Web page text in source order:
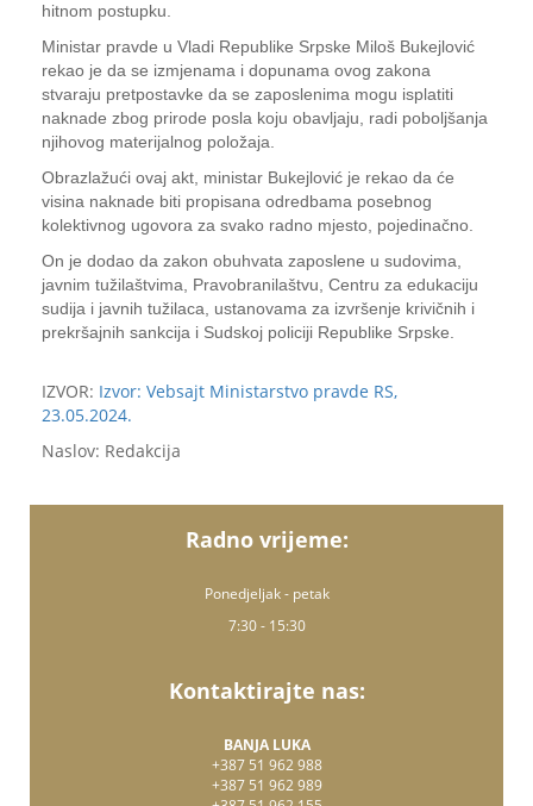
hitnom postupku.
Ministar pravde u Vladi Republike Srpske Miloš Bukejlović
rekao je da se izmjenama i dopunama ovog zakona
stvaraju pretpostavke da se zaposlenima mogu isplatiti
naknade zbog prirode posla koju obavljaju, radi poboljšanja
njihovog materijalnog položaja.
Obrazlažući ovaj akt, ministar Bukejlović je rekao da će
visina naknade biti propisana odredbama posebnog
kolektivnog ugovora za svako radno mjesto, pojedinačno.
On je dodao da zakon obuhvata zaposlene u sudovima,
javnim tužilaštvima, Pravobranilaštvu, Centru za edukaciju
sudija i javnih tužilaca, ustanovama za izvršenje krivičnih i
prekršajnih sankcija i Sudskoj policiji Republike Srpske.
IZVOR: Izvor: Vebsajt Ministarstvo pravde RS,
23.05.2024.
Naslov: Redakcija
Radno vrijeme:
Ponedjeljak - petak
7:30 - 15:30
Kontaktirajte nas:
BANJA LUKA
+387 51 962 988
+387 51 962 989